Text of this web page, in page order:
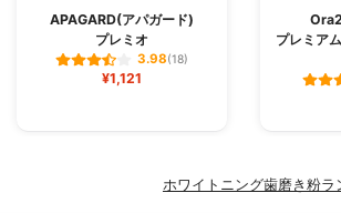
APAGARD(アパガード)
プレミオ
3.98(18)
¥1,121
プレミア
ホワイトニング歯磨き粉ラ